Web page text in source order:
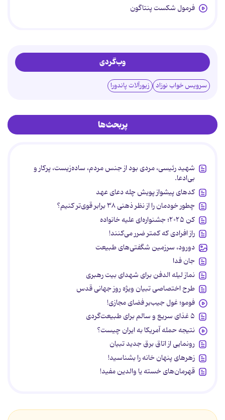
فرمول شکست پنتاگون
وب‌گردی
سرویس خواب نوزاد زیورآلات پاندورا
پربحث‌ها
شهید رئیسی، مردی بود از جنس مردم، ساده‌زیست، پرکار و
بی‌ادعا.
کدهای پیشواز پویش چله دعای عهد
چطور خودمان را از نظر ذهنی ۳۸ برابر قوی‌تر کنیم؟
کن ۲۰۲۵؛ جشنواره‌ای علیه خانواده
راز افرادی که کمتر ضرر می‌کنند!
دورود، سرزمین شگفتی‌های طبیعت
جان فدا
نماز لیله الدفن برای شهدای بیت رهبری
طرح اختصاصی تبیان ویژه روز جهانی قدس
فومو؛ غول جیب‌بر فضای مجازی!
۵ غذای سریع و سالم برای طبیعت‌گردی
نتیجه حمله آمریکا به ایران چیست؟
رونمایی از اتاق برق جدید تبیان
زهرهای پنهان خانه را بشناسید!
قهرمان‌های خسته یا والدین مفید!